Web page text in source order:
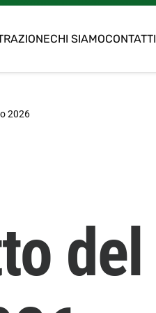
CHI SIAMOCONTATTI
2026
del